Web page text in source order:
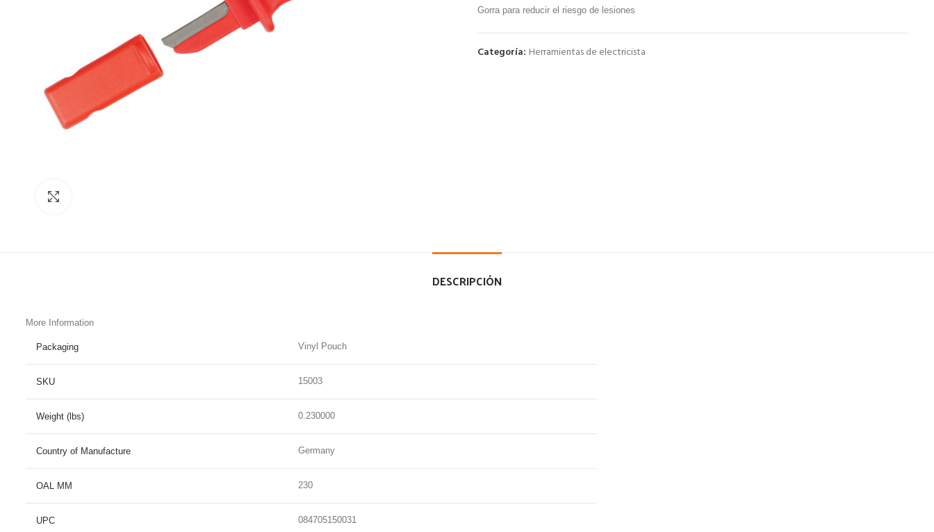
Gorra para reducir el riesgo de lesiones
Categoría: Herramientas de electricista
DESCRIPCIÓN
More Information
Packaging Vinyl Pouch
SKU 15003
Weight (lbs) 0.230000
Country of Manufacture Germany
OAL MM 230
UPC 084705150031